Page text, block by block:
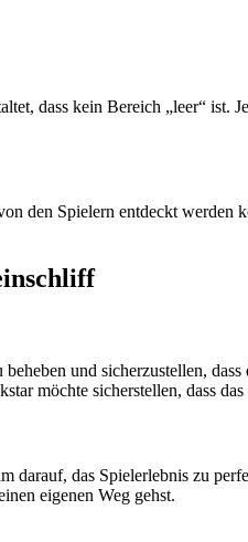
dass kein Bereich „leer“
den Spielern entdeckt
und sicherzustellen,
möchte sicherstellen, dass
das Spielerlebnis zu
eigenen Weg gehst.